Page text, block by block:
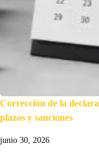
Corrección de la
plazos y sanciones
junio 30, 2026